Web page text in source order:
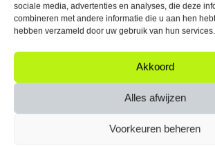
sociale media, advertenties en analyses, die deze
combineren met andere informatie die u aan hen
hebben verzameld door uw gebruik van hun services.
Akkoord
Alles afwijzen
Voorkeuren beheren
KVK: 87624419
VAT: NL004453656B91
IBAN: NL69RABO0357049896
Werken bij Orbit
Algemene voorwaarden